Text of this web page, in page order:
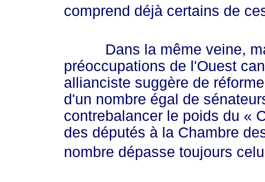
comprend déjà certains de
Dans la même veine,
préoccupations de l'Ouest
allianciste suggère de
d'un nombre égal de
contrebalancer le poids du «
des députés à la Chambre
nombre dépasse toujours